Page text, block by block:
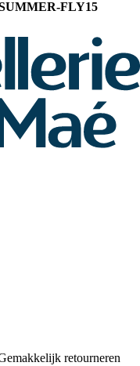
FLY15
retourneren